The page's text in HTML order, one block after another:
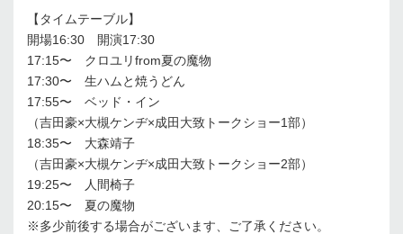
【タイムテーブル】
開場16:30 開演17:30
17:15〜 クロユリfrom夏の魔物
17:30〜 生ハムと焼うどん
17:55〜 ベッド・イン
（吉田豪×大槻ケンヂ×成田大致トークショー1部）
18:35〜 大森靖子
（吉田豪×大槻ケンヂ×成田大致トークショー2部）
19:25〜 人間椅子
20:15〜 夏の魔物
※多少前後する場合がございます、ご了承ください。